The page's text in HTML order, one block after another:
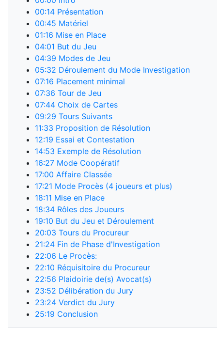
00:14 Présentation
00:45 Matériel
01:16 Mise en Place
04:01 But du Jeu
04:39 Modes de Jeu
05:32 Déroulement du Mode Investigation
07:16 Placement minimal
07:36 Tour de Jeu
07:44 Choix de Cartes
09:29 Tours Suivants
11:33 Proposition de Résolution
12:19 Essai et Contestation
14:53 Exemple de Résolution
16:27 Mode Coopératif
17:00 Affaire Classée
17:21 Mode Procès (4 joueurs et plus)
18:11 Mise en Place
18:34 Rôles des Joueurs
19:10 But du Jeu et Déroulement
20:03 Tours du Procureur
21:24 Fin de Phase d'Investigation
22:06 Le Procès:
22:10 Réquisitoire du Procureur
22:56 Plaidoirie de(s) Avocat(s)
23:52 Délibération du Jury
23:24 Verdict du Jury
25:19 Conclusion